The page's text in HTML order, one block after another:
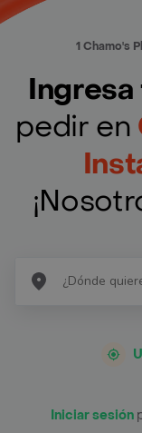
1 Chamo's
pedir en
Iniciar sesión